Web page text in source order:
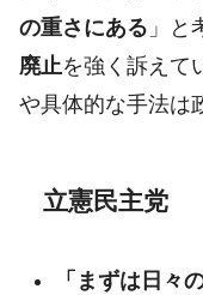
の重さにある 」と
廃止を強く訴えて
や具体的な手法は
立憲民主党
「まずは日々